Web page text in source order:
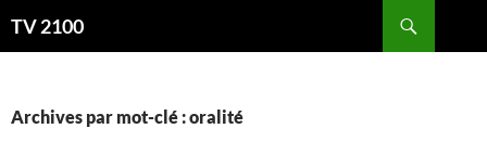
auTV 2100
Archives par mot-clé : oralité